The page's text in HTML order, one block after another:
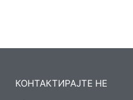
КОНТАКТИРАЈТЕ НЕ